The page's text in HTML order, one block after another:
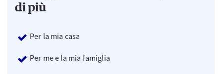
di più
Per la mia casa
Per me e la mia famiglia